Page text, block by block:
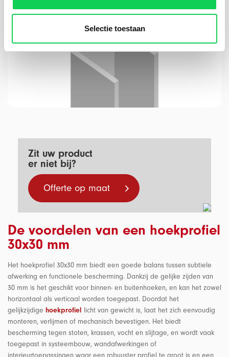
Selectie toestaan
Zit uw product
er niet bij?
Offerte op maat
De voordelen van een hoekprofiel
30x30 mm
Het hoekprofiel 30x30 mm biedt een goede balans tussen subtiele
afwerking en functionele bescherming. Dankzij de gelijke zijden van
30 mm is het geschikt voor binnen- en buitenhoeken, en kan het zowel
horizontaal als verticaal worden toegepast. Doordat het
gelijkzijdige hoekprofiel licht van gewicht is, laat het zich eenvoudig
monteren, verlijmen of mechanisch bevestigen. Het biedt
bescherming tegen stoten, krassen, vocht en slijtage, en wordt vaak
toegepast in systeembouw, wandafwerkingen of